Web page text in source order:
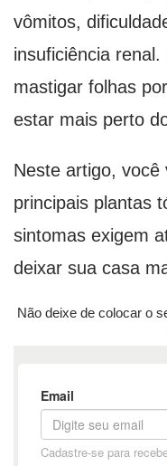
vômitos,
insuficiência
mastigar folhas
estar mais perto
Neste artigo, você
principais plantas
sintomas exigem
deixar sua casa
Não deixe de colocar o